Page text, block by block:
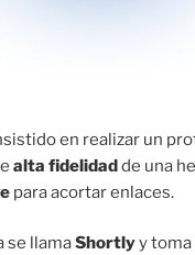
en realizar un
alta fidelidadde una
para acortar enlaces.
se llamaShortlyy